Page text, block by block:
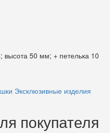
50 мм; + петелька 10
Эксклюзивные изделия
покупателя